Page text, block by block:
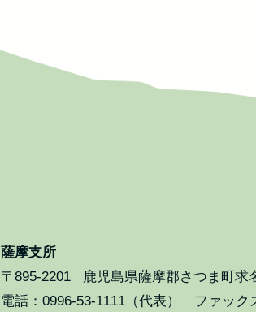
薩摩支所
〒895-2201
鹿児島県薩摩郡さつま町求
電話：0996-53-1111（代表） ファック